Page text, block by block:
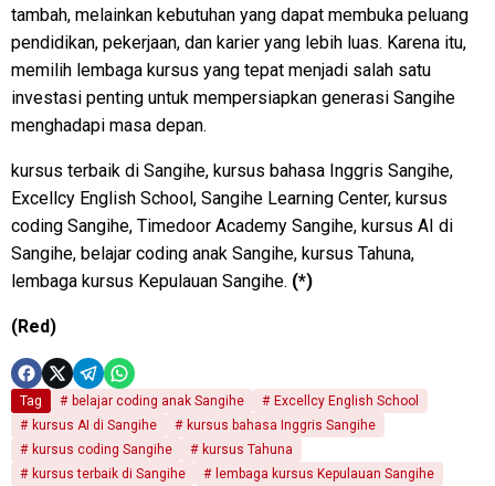
tambah, melainkan kebutuhan yang dapat membuka peluang
pendidikan, pekerjaan, dan karier yang lebih luas. Karena itu,
memilih lembaga kursus yang tepat menjadi salah satu
investasi penting untuk mempersiapkan generasi Sangihe
menghadapi masa depan.
kursus terbaik di Sangihe, kursus bahasa Inggris Sangihe,
Excellcy English School, Sangihe Learning Center, kursus
coding Sangihe, Timedoor Academy Sangihe, kursus AI di
Sangihe, belajar coding anak Sangihe, kursus Tahuna,
lembaga kursus Kepulauan Sangihe. (*)
(Red)
Tag belajar coding anak Sangihe
Excellcy English School
kursus AI di Sangihe
kursus bahasa Inggris Sangihe
kursus coding Sangihe
kursus Tahuna
kursus terbaik di Sangihe
lembaga kursus Kepulauan Sangihe